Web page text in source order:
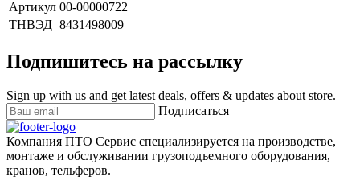
Артикул 00-00000722
ТНВЭД 8431498009
Подпишитесь на рассылку
Sign up with us and get latest deals, offers & updates about store.
Подписаться
Компания ПТО Сервис специализируется на производстве,
монтаже и обслуживании грузоподъемного оборудования,
кранов, тельферов.